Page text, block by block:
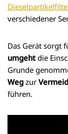
verschiedener
Das Gerät sorgt
umgeht die
Grunde
Weg zur
führen.